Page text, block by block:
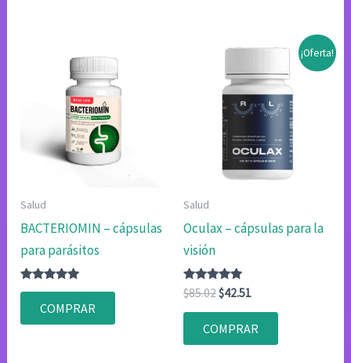
Salud
BACTERIOMIN – cápsulas
para parásitos
Valorado
4.80
de 5
COMPRAR
¡Oferta!
Salud
Oculax – cápsulas para la
visión
Valorado
con
4.75
$85.02El
original
era:
$42.51
actual
es:
COMPRAR